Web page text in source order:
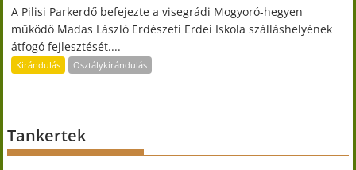
A Pilisi Parkerdő befejezte a visegrádi Mogyoró-hegyen
működő Madas László Erdészeti Erdei Iskola szálláshelyének
átfogó fejlesztését....
Kirándulás Osztálykirándulás
Tankertek